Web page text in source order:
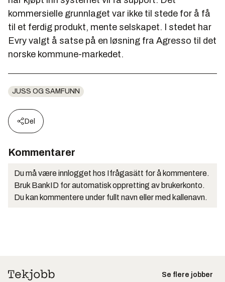
kommersielle grunnlaget var ikke til stede for å få
til et ferdig produkt, mente selskapet. I stedet har
Evry valgt å satse på en løsning fra Agresso til det
norske kommune-markedet.
JUSS OG SAMFUNN
Del
Kommentarer
Du må være innlogget hos Ifrågasätt for å kommentere.
Bruk BankID for automatisk oppretting av brukerkonto.
Du kan kommentere under fullt navn eller med kallenavn.
Se flere jobber